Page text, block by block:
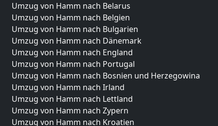
Umzug von Hamm nach Belarus
Umzug von Hamm nach Belgien
Umzug von Hamm nach Bulgarien
Umzug von Hamm nach Dänemark
Umzug von Hamm nach England
Umzug von Hamm nach Portugal
Umzug von Hamm nach Bosnien und Herzegowina
Umzug von Hamm nach Irland
Umzug von Hamm nach Lettland
Umzug von Hamm nach Zypern
Umzug von Hamm nach Kroatien